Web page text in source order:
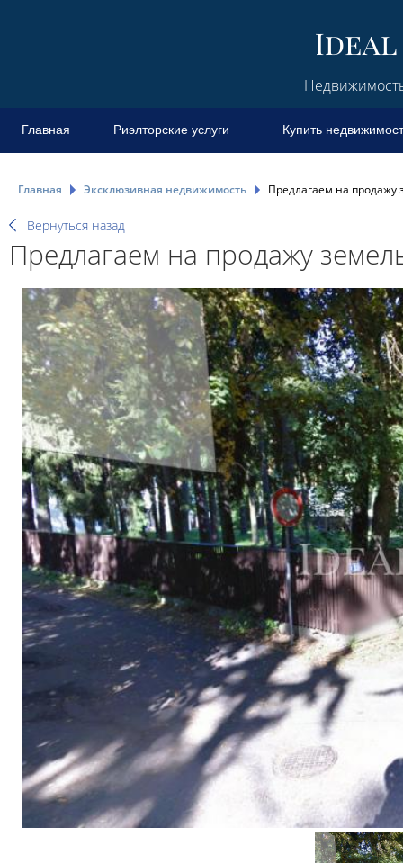
Главная Риэлторские услуги Купить
Главная Эксклюзивная недвижимость Предлагаем на продажу
Вернуться назад
Предлагаем на продажу